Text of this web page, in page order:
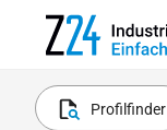
Profilfinder